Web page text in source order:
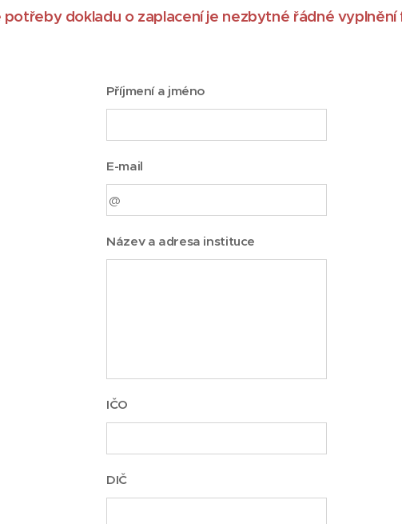
potřeby dokladu o zaplacení je nezbytné řádné vyplnění
Příjmení a jméno
E-mail
Název a adresa instituce
IČO
DIČ